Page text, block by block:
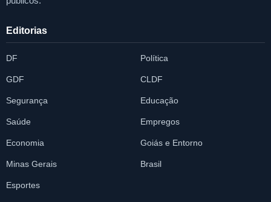
Editorias
DF Política
GDF CLDF
Segurança Educação
Saúde Empregos
Economia Goiás e Entorno
Minas Gerais Brasil
Esportes